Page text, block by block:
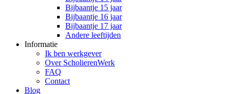
Bijbaantje 15 jaar
Bijbaantje 16 jaar
Bijbaantje 17 jaar
Andere leeftijden
Informatie
Ik ben werkgever
Over ScholierenWerk
FAQ
Contact
Blog